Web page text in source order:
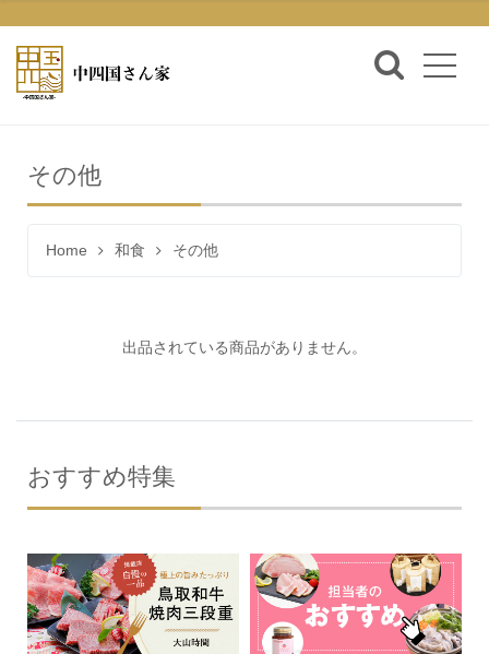
その他
Home 和食 その他
出品されている商品がありません。
おすすめ特集